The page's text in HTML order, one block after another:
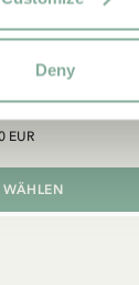
Deny
mit
EUR